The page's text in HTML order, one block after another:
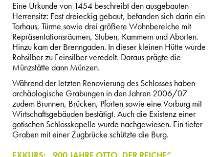
Eine Urkunde von 1454 beschreibt den ausgebauten
Herrensitz: Fast dreieckig gebaut, befanden sich darin ein
Torhaus, Türme sowie drei größere Wohnbereiche mit
Repräsentationsräumen, Stuben, Kammern und Aborten.
Hinzu kam der Brenngaden. In dieser kleinen Hütte wurde
Rohsilber zu Feinsilber veredelt. Daraus prägte die
Münzstätte dann Münzen.
Während der letzten Renovierung des Schlosses haben
archäologische Grabungen in den Jahren 2006/07
zudem Brunnen, Brücken, Pforten sowie eine Vorburg mit
Wirtschaftsgebäuden bestätigt. Auch die Existenz einer
gotischen Schlosskapelle wurde nachgewiesen. Ein tiefer
Graben mit einer Zugbrücke schützte die Burg.